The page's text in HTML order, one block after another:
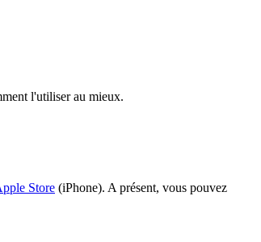
l'utiliser au mieux.
Store (iPhone). A présent, vous pouvez